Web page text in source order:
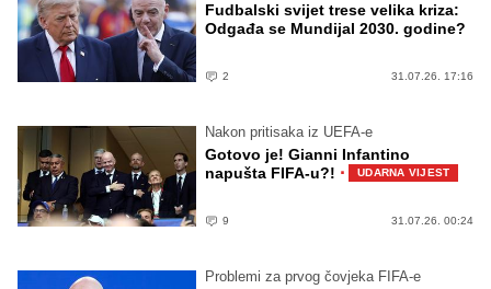
Fudbalski svijet trese velika kriza:
Odgađa se Mundijal 2030. godine?
2 31.07.26. 17:16
Nakon pritisaka iz UEFA-e
Gotovo je! Gianni Infantino
napušta FIFA-u?! · UDARNA VIJEST
9 31.07.26. 00:24
Problemi za prvog čovjeka FIFA-e